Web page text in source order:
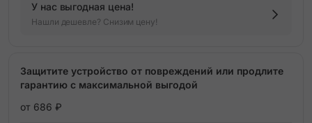
У нас выгодная цена!
Нашли дешевле? Снизим цену!
Защитите устройство от повреждений или продлите
гарантию с максимальной выгодой
от 686 ₽